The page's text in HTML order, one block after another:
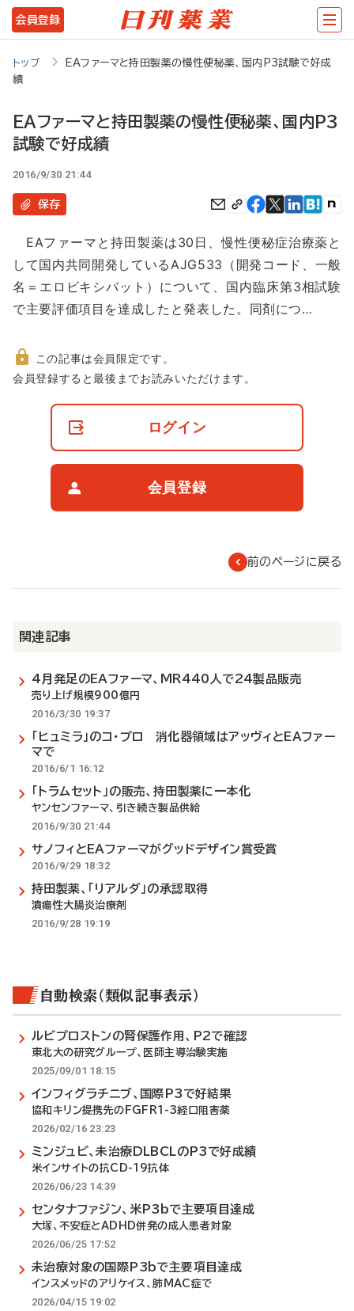
メ
イ
テ
ツ
に
会員登録
トップ
EAファーマと持田製薬の慢性便秘薬、国内P3試験で好成
績
EAファーマと持田製薬の慢性便秘薬、国内P3
試験で好成績
2016/9/30 21:44
保存
EAファーマと持田製薬は30日、慢性便秘症治療薬と
して国内共同開発しているAJG533（開発コード、一般
名＝エロビキシバット）について、国内臨床第3相試験
で主要評価項目を達成したと発表した。同剤につ…
非
この記事は会員限定です。
会員登録すると最後までお読みいただけます。
ログイン
会員登録
前のページに戻る
関連記事
4月発足のEAファーマ、MR440人で24製品販売
売り上げ規模900億円
2016/3/30 19:37
「ヒュミラ」のコ・プロ 消化器領域はアッヴィとEAファー
マで
2016/6/1 16:12
「トラムセット」の販売、持田製薬に一本化
ヤンセンファーマ、引き続き製品供給
2016/9/30 21:44
サノフィとEAファーマがグッドデザイン賞受賞
2016/9/29 18:32
持田製薬、「リアルダ」の承認取得
潰瘍性大腸炎治療剤
2016/9/28 19:19
自動検索（類似記事表示）
ルビプロストンの腎保護作用、P2で確認
東北大の研究グループ、医師主導治験実施
2025/09/01 18:15
インフィグラチニブ、国際P3で好結果
協和キリン提携先のFGFR1-3経口阻害薬
2026/02/16 23:23
ミンジュビ、未治療DLBCLのP3で好成績
米インサイトの抗CD-19抗体
2026/06/23 14:39
センタナファジン、米P3bで主要項目達成
大塚、不安症とADHD併発の成人患者対象
2026/06/25 17:52
未治療対象の国際P3bで主要項目達成
インスメッドのアリケイス、肺MAC症で
2026/04/15 19:02